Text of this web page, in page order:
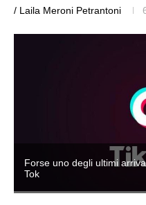
/ Laila Meroni Petrantoni
Forse uno degli ultimi
Tok